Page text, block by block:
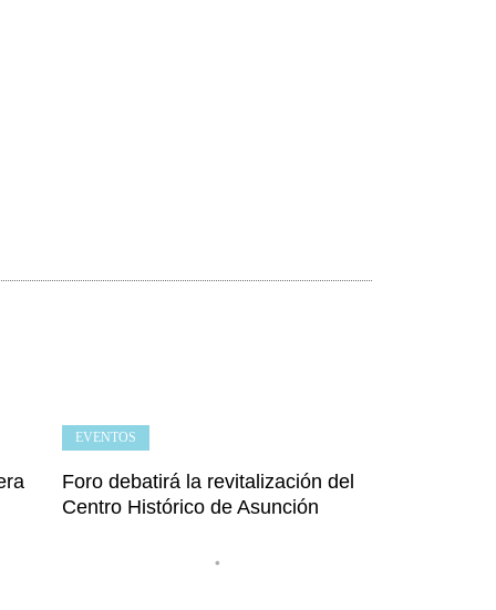
Foro debatirá la revitalización del
Centro Histórico de Asunción
•
EVENTOS